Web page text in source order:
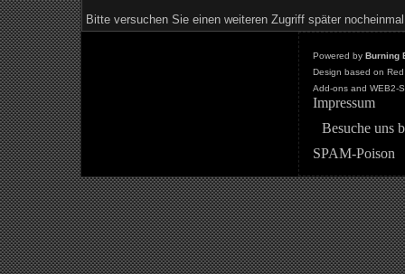
Bitte versuchen Sie einen weiteren Zugriff später
Powered by Burning
Design based on
Add-ons and WEB2-
Impressum
Besuche uns
SPAM-Poison